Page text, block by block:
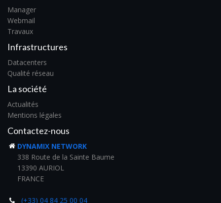
Manager
Webmail
Travaux
Infrastructures
Datacenters
Qualité réseau
La société
Actualités
Mentions légales
Contactez-nous
DYNAMIX NETWORK
338 Route de la Sainte Baume
13390 AURIOL
FRANCE
(+33) 04 84 25 00 04